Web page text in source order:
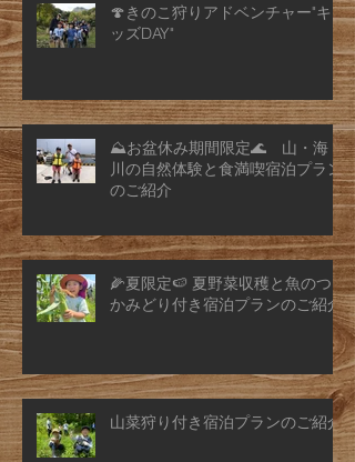
🍄きのこ狩りアドベンチャー"キ
ッズDAY"
⛰️お盆休み期間限定🌊 山・海・
川の自然体験と食満喫宿泊プラン
のご紹介
🌽夏限定🍉 夏野菜収穫と魚のつ
かみどり付き宿泊プランのご紹介
山菜狩り付き宿泊プランのご紹介